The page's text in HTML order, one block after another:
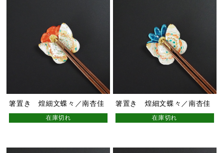
箸置き 煌細文蝶々／南杏佳
在庫切れ
箸置き 煌細文蝶々／南杏佳
在庫切れ